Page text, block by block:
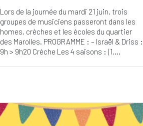
Lors de la journée du mardi 21 juin, trois
groupes de musiciens passeront dans les
homes, crèches et les écoles du quartier
des Marolles. PROGRAMME : – Israël & Driss :
9h > 9h20 Crèche Les 4 saisons : (1,...